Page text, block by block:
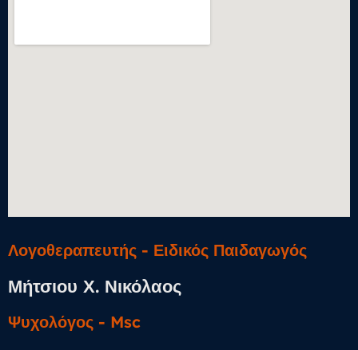
Λογοθεραπευτής - Ειδικός Παιδαγωγός
Μήτσιου Χ. Νικόλαος
Ψυχολόγος​ - Msc